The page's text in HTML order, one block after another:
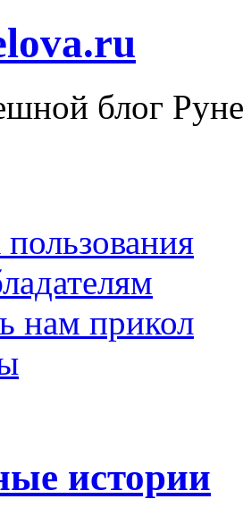
блог
нам прикол
истории